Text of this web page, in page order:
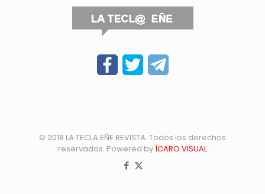
© 2018 LA TECLA EÑE REVISTA. Todos los derechos
reservados. Powered by ÍCARO VISUAL